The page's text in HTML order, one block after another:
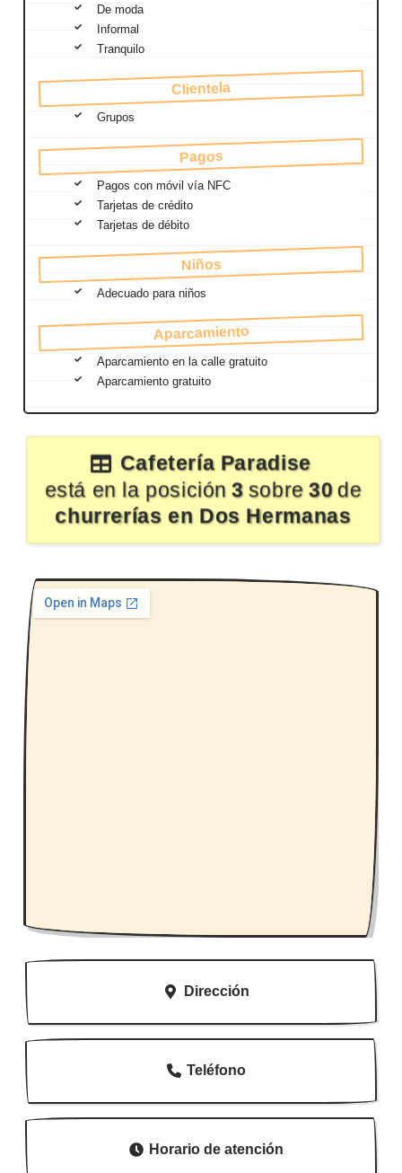
De moda
Informal
Tranquilo
Clientela
Grupos
Pagos
Pagos con móvil vía NFC
Tarjetas de crédito
Tarjetas de débito
Niños
Adecuado para niños
Aparcamiento
Aparcamiento en la calle gratuito
Aparcamiento gratuito
Cafetería Paradise
está en la posición 3 sobre 30 de
churrerías en Dos Hermanas
Dirección
Teléfono
Horario de atención